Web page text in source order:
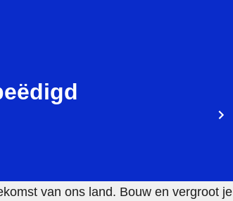
van ons land. Bouw en vergroot je